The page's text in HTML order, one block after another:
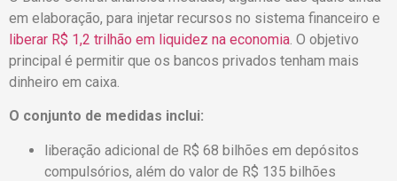
em elaboração, para injetar recursos no sistema financeiro e
liberar R$ 1,2 trilhão em liquidez na economia . O objetivo
principal é permitir que os bancos privados tenham mais
dinheiro em caixa.
O conjunto de medidas inclui:
liberação adicional de R$ 68 bilhões em depósitos
compulsórios, além do valor de R$ 135 bilhões